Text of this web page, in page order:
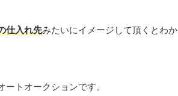
仕入れ先みたいにイメージして頂くとわか
トオークションです。